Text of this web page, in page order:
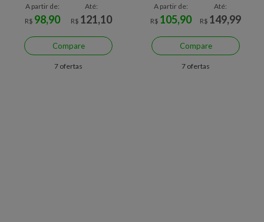
A partir de:
R$ 98,90
Até:
R$ 121,10
Compare
7 ofertas
A partir de:
R$ 105,90
Até:
R$ 149,99
Compare
7 ofertas